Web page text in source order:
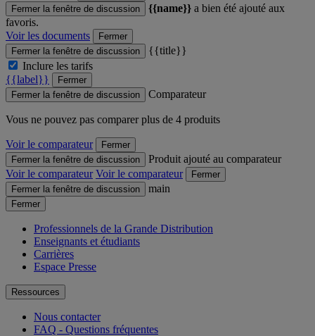
Fermer la fenêtre de discussion
{{name}} a bien été ajouté aux
favoris.
Voir les documents
Fermer
Fermer la fenêtre de discussion
{{title}}
Inclure les tarifs
{{label}}
Fermer
Fermer la fenêtre de discussion
Comparateur
Vous ne pouvez pas comparer plus de 4 produits
Voir le comparateur
Fermer
Fermer la fenêtre de discussion
Produit ajouté au comparateur
Voir le comparateur Voir le comparateur
Fermer
Fermer la fenêtre de discussion
main
Fermer
Professionnels de la Grande Distribution
Enseignants et étudiants
Carrières
Espace Presse
Ressources
Nous contacter
FAQ - Questions fréquentes